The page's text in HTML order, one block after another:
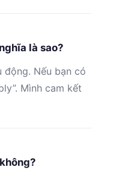
là sao?
động. Nếu bạn có
Mình cam kết